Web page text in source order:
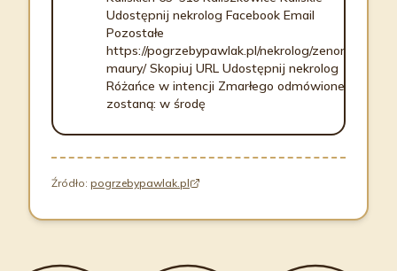
Udostępnij nekrolog Facebook Email
Pozostałe
https://pogrzebypawlak.pl/nekrolog/zenon-
maury/ Skopiuj URL Udostępnij nekrolog
Różańce w intencji Zmarłego odmówione
zostaną: w środę
Źródło: pogrzebypawlak.pl